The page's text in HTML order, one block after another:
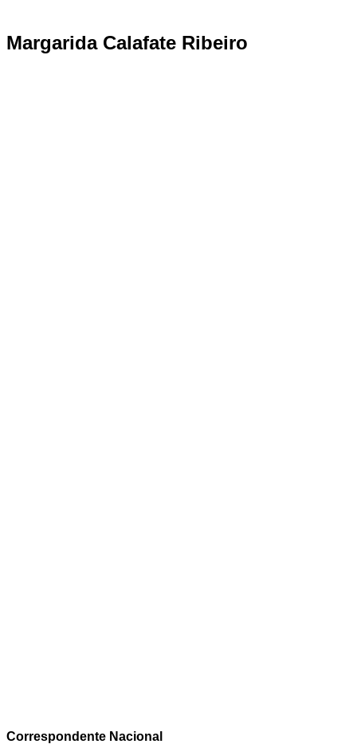
Margarida Calafate Ribeiro
Correspondente Nacional